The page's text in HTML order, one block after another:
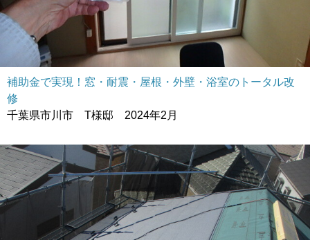
補助金で実現！窓・耐震・屋根・外壁・浴室のトータル改
修
千葉県市川市 T様邸 2024年2月